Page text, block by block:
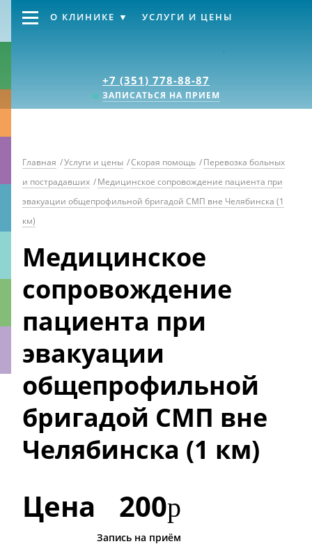
+7 (351) 778-88-87
ЗАПИСАТЬСЯ НА ПРИЕМ
О КЛИНИКЕ УСЛУГИ И ЦЕНЫ
Главная /Услуги и цены /Скорая помощь /Перевозка больных
и пострадавших /Медицинское сопровождение пациента при
эвакуации общепрофильной бригадой СМП вне Челябинска (1
км)
Медицинское
сопровождение
пациента при
эвакуации
общепрофильной
бригадой СМП вне
Челябинска (1 км)
Цена 200р
Запись на приём